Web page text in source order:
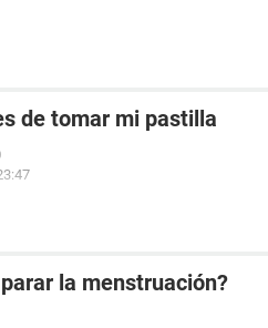
de tomar mi pastilla
la menstruación?